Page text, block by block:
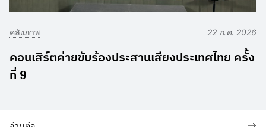
คลังภาพ 22 ก.ค. 2026
คอนเสิร์ตค่ายขับร้องประสานเสียงประเทศไทย ครั้ง
ที่ 9